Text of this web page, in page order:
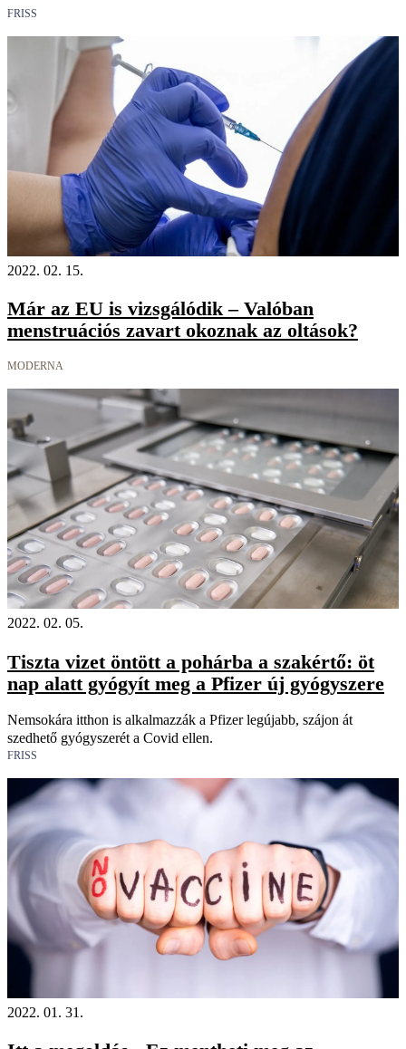
FRISS
2022. 02. 15.
Már az EU is vizsgálódik – Valóban
menstruációs zavart okoznak az oltások?
MODERNA
2022. 02. 05.
Tiszta vizet öntött a pohárba a szakértő: öt
nap alatt gyógyít meg a Pfizer új gyógyszere
Nemsokára itthon is alkalmazzák a Pfizer legújabb, szájon át
szedhető gyógyszerét a Covid ellen.
FRISS
2022. 01. 31.